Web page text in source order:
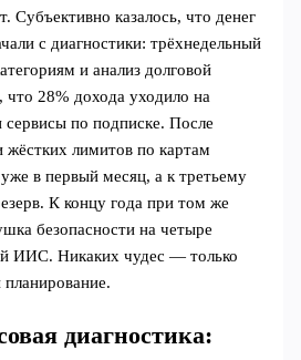
Субъективно казалось, что денег
с диагностики: трёхнедельный
и анализ долговой
что 28% дохода уходило на
по подписке. После
жёстких лимитов по картам
в первый месяц, а к третьему
К концу года при том же
безопасности на четыре
ИИС. Никаких чудес — только
диагностика: